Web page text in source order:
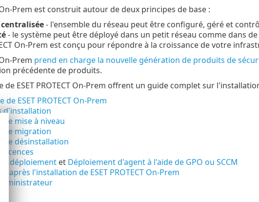
On-Prem est construit autour de deux principes de base :
- l'ensemble du réseau peut être configuré, géré et
- le système peut être déployé dans un petit réseau comme dans
On-Prem est conçu pour répondre à la croissance de votre
Prem prend en charge la nouvelle génération de produits de
précédente de produits.
de ESET PROTECT On-Prem offrent un guide complet sur
ESET PROTECT On-Prem
d'installation
de mise à niveau
de migration
de désinstallation
licences
déploiementet Déploiement d'agent à l'aide de GPO ou SCCM
après l'installation de ESET PROTECT On-Prem